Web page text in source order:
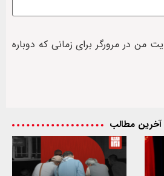
من در مرورگر برای زمانی که دوباره
آخرین مطالب